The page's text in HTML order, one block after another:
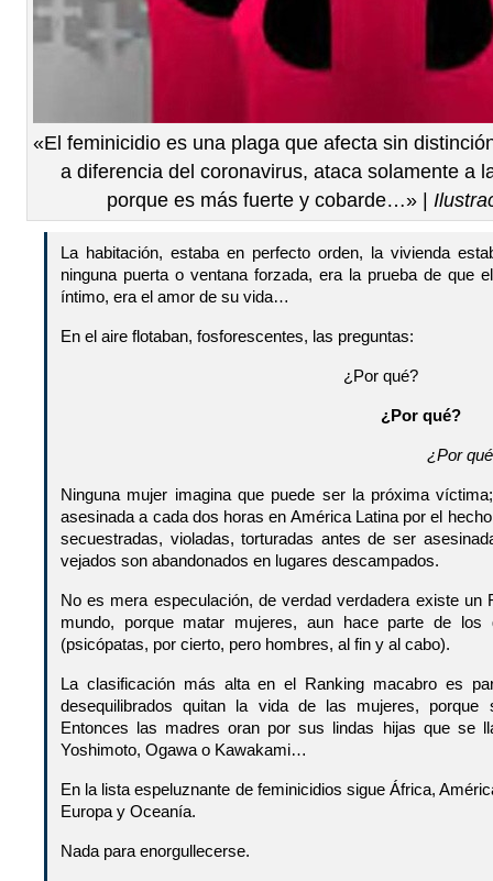
«El feminicidio es una plaga que afecta sin
a diferencia del coronavirus, ataca solamente a
porque es más fuerte y cobarde…» |
La habitación, estaba en perfecto orden, la vivienda
ninguna puerta o ventana forzada, era la prueba de que
íntimo, era el amor de su vida…
En el aire flotaban, fosforescentes, las preguntas:
¿Por qué?
¿Por qué?
¿Por
Ninguna mujer imagina que puede ser la próxima
asesinada a cada dos horas en América Latina por el
secuestradas, violadas, torturadas antes de ser
vejados son abandonados en lugares descampados.
No es mera especulación, de verdad verdadera existe un
mundo, porque matar mujeres, aun hace parte de los
(psicópatas, por cierto, pero hombres, al fin y al cabo).
La clasificación más alta en el Ranking macabro es
desequilibrados quitan la vida de las mujeres, porque
Entonces las madres oran por sus lindas hijas que se
Yoshimoto, Ogawa o Kawakami…
En la lista espeluznante de feminicidios sigue África,
Europa y Oceanía.
Nada para enorgullecerse.